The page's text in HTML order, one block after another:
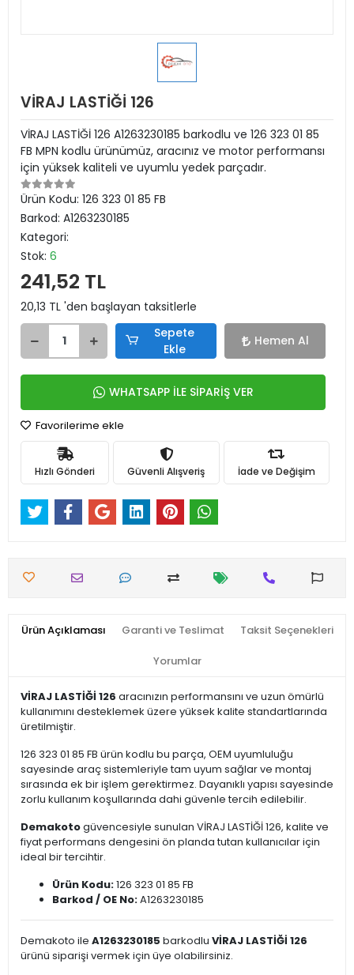
VİRAJ LASTİĞİ 126
VİRAJ LASTİĞİ 126 A1263230185 barkodlu ve 126 323 01 85
FB MPN kodlu ürünümüz, aracınız ve motor performansı
için yüksek kaliteli ve uyumlu yedek parçadır.
Ürün Kodu: 126 323 01 85 FB
Barkod: A1263230185
Kategori:
Stok: 6
241,52 TL
20,13 TL 'den başlayan taksitlerle
Sepete
Ekle
Hemen Al
WHATSAPP İLE SİPARİŞ VER
Favorilerime ekle
Hızlı Gönderi Güvenli Alışveriş İade ve Değişim
Ürün Açıklaması Garanti ve Teslimat Taksit Seçenekleri
Yorumlar
VİRAJ LASTİĞİ 126 aracınızın performansını ve uzun ömürlü
kullanımını desteklemek üzere yüksek kalite standartlarında
üretilmiştir.
126 323 01 85 FB ürün kodlu bu parça, OEM uyumluluğu
sayesinde araç sistemleriyle tam uyum sağlar ve montaj
sırasında ek bir işlem gerektirmez. Dayanıklı yapısı sayesinde
zorlu kullanım koşullarında dahi güvenle tercih edilebilir.
Demakotogüvencesiyle sunulan VİRAJ LASTİĞİ 126, kalite ve
fiyat performans dengesini ön planda tutan kullanıcılar için
ideal bir tercihtir.
Ürün Kodu:126 323 01 85 FB
Barkod / OE No:A1263230185
Demakoto ile A1263230185 barkodlu VİRAJ LASTİĞİ 126
ürünü siparişi vermek için üye olabilirsiniz.